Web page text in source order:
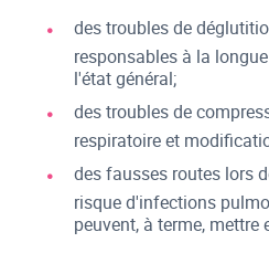
des troubles de
responsables à la
l'état général;
des troubles de
respiratoire et
des fausses routes lors
risque d'infections
peuvent, à terme,